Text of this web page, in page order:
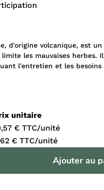
d'origine volcanique, est
les mauvaises herbes.
l'entretien et les besoins
unitaire
€ TTC/unité
€ TTC/unité
Ajouter au